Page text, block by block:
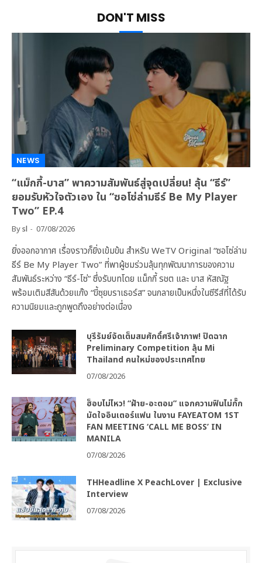
DON'T MISS
NEWS
“แม็กกี้-บาส” พาความสัมพันธ์สู่จุดเปลี่ยน! ลุ้น “ธีร์”
ยอมรับหัวใจตัวเอง ใน “ซอโซ่ล่ามธีร์ Be My Player
Two” EP.4
Bysl 07/08/2026
ยิ่งออกอากาศ เรื่องราวก็ยิ่งเข้มข้น สำหรับ WeTV Original “ซอโซ่ล่าม
ธีร์ Be My Player Two” ที่พาผู้ชมร่วมลุ้นทุกพัฒนาการของความ
สัมพันธ์ระหว่าง “ธีร์-โซ่” ซึ่งรับบทโดย แม็กกี้ รชต และ บาส หัสณัฐ
พร้อมเติมสีสันด้วยแก๊ง “ขี้ซุยบราเธอร์ส” จนกลายเป็นหนึ่งในซีรีส์ที่ได้รับ
ความนิยมและถูกพูดถึงอย่างต่อเนื่อง
บุรีรัมย์จัดเต็มสมศักดิ์ศรีเจ้าภาพ! ปิดฉาก
Preliminary Competition ลุ้น Mi
Thailand คนใหม่ของประเทศไทย
07/08/2026
ฮ็อบไม่ไหว! “ฝ้าย-อะตอม” แจกความฟินไม่กั๊ก
มัดใจอินเตอร์แฟน ในงาน FAYEATOM 1ST
FAN MEETING ‘CALL ME BOSS’ IN
MANILA
07/08/2026
THHeadline X PeachLover | Exclusive
Interview
07/08/2026